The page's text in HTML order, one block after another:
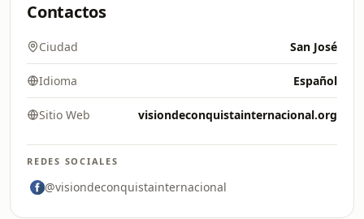
Contactos
Ciudad San José
Idioma Español
Sitio Web visiondeconquistainternacional.org
REDES SOCIALES
@visiondeconquistainternacional